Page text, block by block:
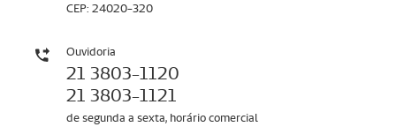
CEP: 24020-320
Ouvidoria
21 3803-1120
21 3803-1121
de segunda a sexta, horário comercial